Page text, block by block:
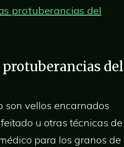
protuberancias del
del
son vellos encarnados
u otras técnicas de
para los granos de